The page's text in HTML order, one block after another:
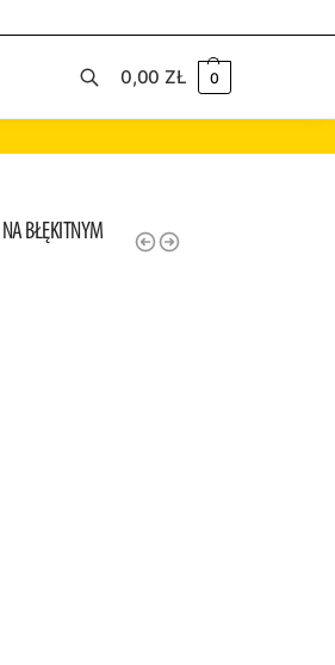
0,00ZŁ 0
BŁĘKITNYM